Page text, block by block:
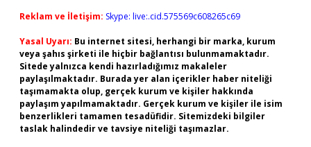
Reklam ve İletişim: Skype: live:.cid.575569c608265c69
Yasal Uyarı: Bu internet sitesi, herhangi bir marka, kurum
veya şahıs şirketi ile hiçbir bağlantısı bulunmamaktadır.
Sitede yalnızca kendi hazırladığımız makaleler
paylaşılmaktadır. Burada yer alan içerikler haber niteliği
taşımamakta olup, gerçek kurum ve kişiler hakkında
paylaşım yapılmamaktadır. Gerçek kurum ve kişiler ile isim
benzerlikleri tamamen tesadüfidir. Sitemizdeki bilgiler
taslak halindedir ve tavsiye niteliği taşımazlar.